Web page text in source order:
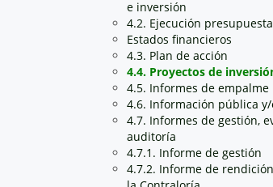
e inversión
4.2. Ejecución
Estados financieros
4.3. Plan de acción
4.4. Proyectos de
4.5. Informes de empalme
4.6. Información pública
4.7. Informes de gestión,
auditoría
4.7.1. Informe de gestión
4.7.2. Informe de